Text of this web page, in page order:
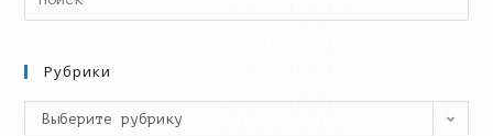
this
Рубрики
Рубрики
Выберите рубрику